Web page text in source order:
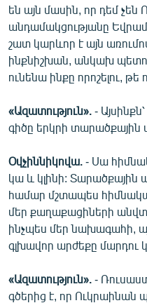
են այն մասին, որ դեմ չեն
անդամակցությանը
շատ կարևոր է այն
ինքնիշխան, անկախ
ունենա ինքը որոշելու,
«Ազատություն». -
գիծը երկրի տարածքային
Օվչիննիկովա. - Սա
կա և կլինի: Տարածքային
համար մշտապես
մեր քաղաքացիների
ինչպես մեր նախագահի,
գլխավոր արժեքը մարդու
«Ազատություն». -
գծերից է, որ Ուկրաինան